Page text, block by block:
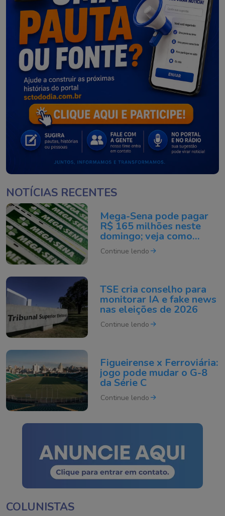
NOTÍCIAS RECENTES
Mega-Sena pode pagar
R$ 165 milhões neste
domingo; veja como
apostar
Continue lendo
TSE cria conselho para
monitorar IA e fake news
nas eleições de 2026
Continue lendo
Figueirense x Ferroviária:
jogo pode mudar o G-8
da Série C
Continue lendo
COLUNISTAS